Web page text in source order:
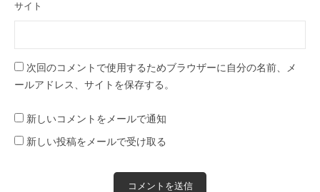
サイト
次回のコメントで使用するためブラウザーに自分の名前、メ
ールアドレス、サイトを保存する。
新しいコメントをメールで通知
新しい投稿をメールで受け取る